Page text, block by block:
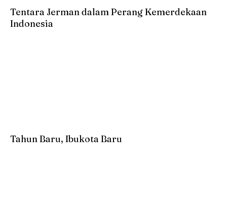
Tentara Jerman dalam Perang Kemerdekaan
Indonesia
Tahun Baru, Ibukota Baru